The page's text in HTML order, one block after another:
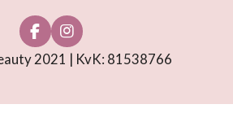
F
a
c
I
n
s
2021 | KvK: 81538766